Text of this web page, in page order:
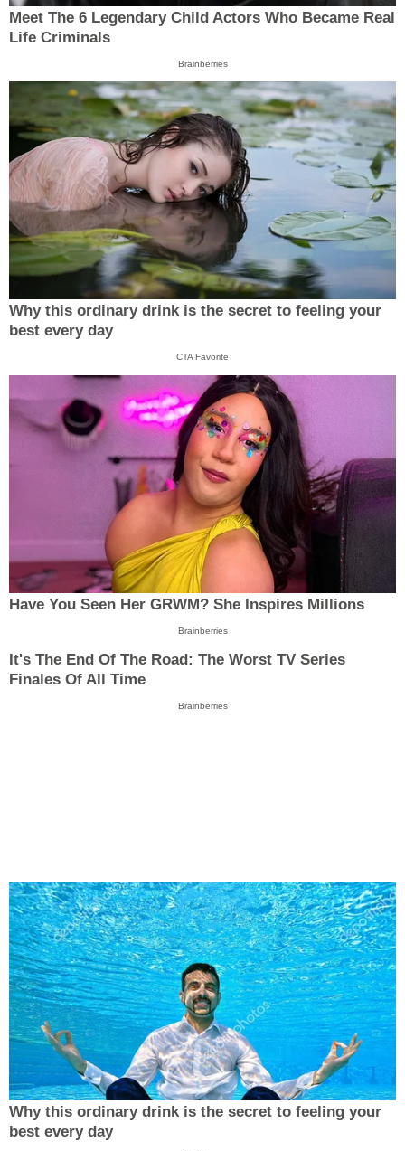
Meet The 6 Legendary Child Actors Who Became Real
Life Criminals
Brainberries
Why this ordinary drink is the secret to feeling your
best every day
CTA Favorite
Have You Seen Her GRWM? She Inspires Millions
Brainberries
It's The End Of The Road: The Worst TV Series
Finales Of All Time
Brainberries
Why this ordinary drink is the secret to feeling your
best every day